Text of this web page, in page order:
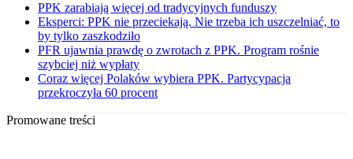
PPK zarabiają więcej od tradycyjnych funduszy
Eksperci: PPK nie przeciekają. Nie trzeba ich uszczelniać, to
by tylko zaszkodziło
PFR ujawnia prawdę o zwrotach z PPK. Program rośnie
szybciej niż wypłaty
Coraz więcej Polaków wybiera PPK. Partycypacja
przekroczyła 60 procent
Promowane treści